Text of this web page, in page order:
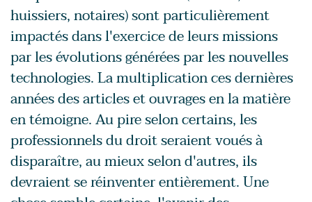
huissiers, notaires) sont particulièrement
impactés dans l'exercice de leurs missions
par les évolutions générées par les nouvelles
technologies. La multiplication ces dernières
années des articles et ouvrages en la matière
en témoigne. Au pire selon certains, les
professionnels du droit seraient voués à
disparaître, au mieux selon d'autres, ils
devraient se réinventer entièrement. Une